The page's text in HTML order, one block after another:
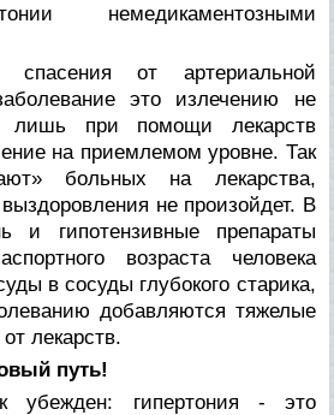
немедикаментозными
спасения от артериальной
это излечению не
лишь при помощи лекарств
на приемлемом уровне. Так
больных на лекарства,
не произойдет. В
и гипотензивные препараты
возраста человека
в сосуды глубокого старика,
добавляются тяжелые
лекарств.
путь!
убежден: гипертония - это